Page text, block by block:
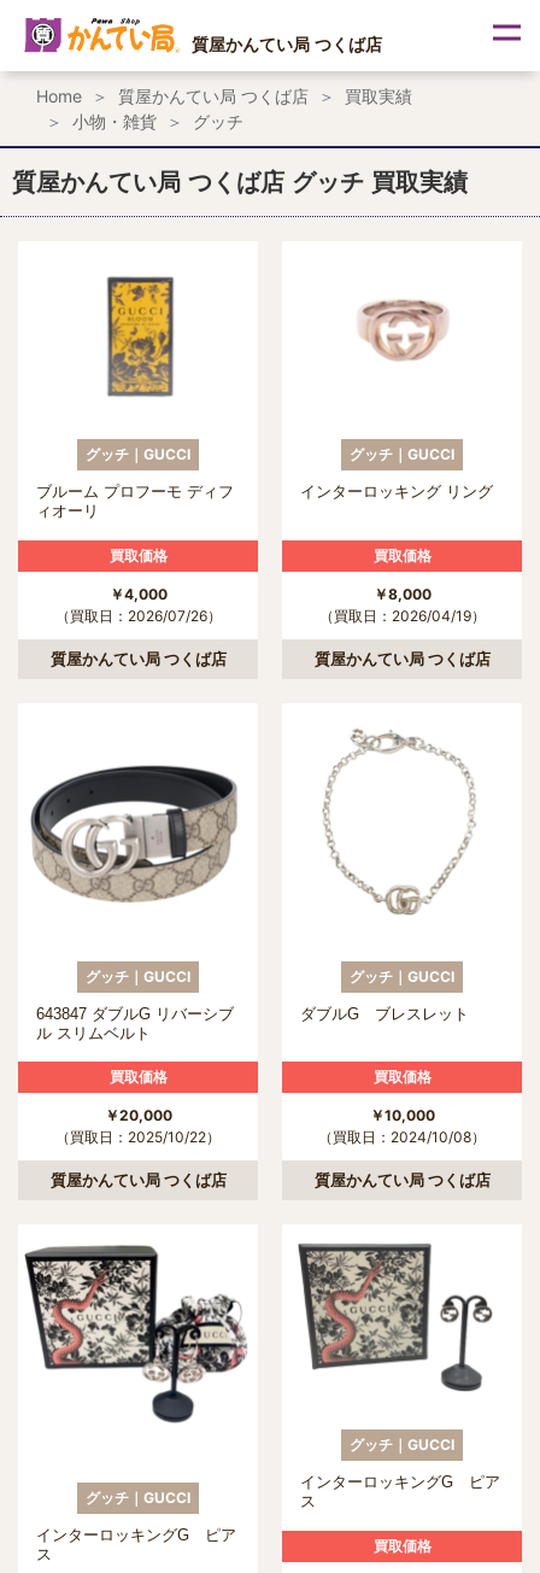
ス
プ
質屋かんてい局 つくば店
Home 質屋かんてい局 つくば店
買取実績
小物・雑貨
グッチ
質屋かんてい局 つくば店 グッチ 買取実績
グッチ｜GUCCI
ブルーム プロフーモ ディフ
ィオーリ
買取価格
￥4,000
（買取日：2026/07/26）
質屋かんてい局 つくば店
グッチ｜GUCCI
インターロッキング リング
買取価格
￥8,000
（買取日：2026/04/19）
質屋かんてい局 つくば店
グッチ｜GUCCI
643847 ダブルG リバーシブ
ル スリムベルト
買取価格
￥20,000
（買取日：2025/10/22）
質屋かんてい局 つくば店
グッチ｜GUCCI
ダブルG ブレスレット
買取価格
￥10,000
（買取日：2024/10/08）
質屋かんてい局 つくば店
グッチ｜GUCCI
インターロッキングG ピア
ス
グッチ｜GUCCI
インターロッキングG ピア
ス
買取価格